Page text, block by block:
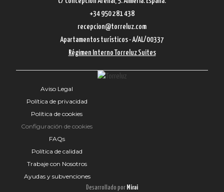
+34 950 281 438
recepcion@torreluz.com
Apartamentos turísticos - A/AL/00337
Régimen Interno Torreluz Suites
Aviso Legal
Política de privacidad
Política de cookies
Configuración de cookies
FAQs
Política de calidad
Trabaje con Nosotros
Ayudas y subvenciones
Desarrollado por Mirai